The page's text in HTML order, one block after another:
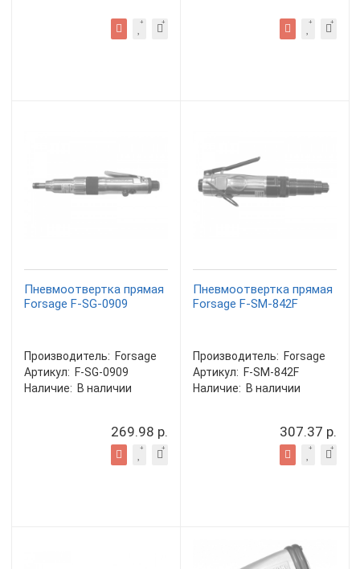
Пневмоотвертка прямая
Forsage F-SG-0909
Производитель: Forsage
Артикул: F-SG-0909
Наличие: В наличии
269.98 р.
Пневмоотвертка прямая
Forsage F-SM-842F
Производитель: Forsage
Артикул: F-SM-842F
Наличие: В наличии
307.37 р.